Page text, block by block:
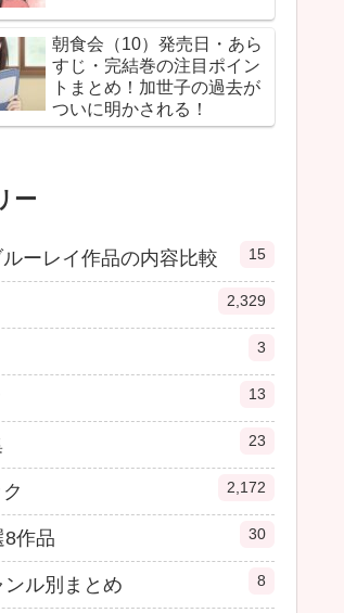
朝食会（10）発売日・あら
すじ・完結巻の注目ポイン
トまとめ！加世子の過去が
ついに明かされる！
ー
ーレイ作品の内容比較 15
2,329
3
13
23
2,172
8作品 30
ンル別まとめ 8